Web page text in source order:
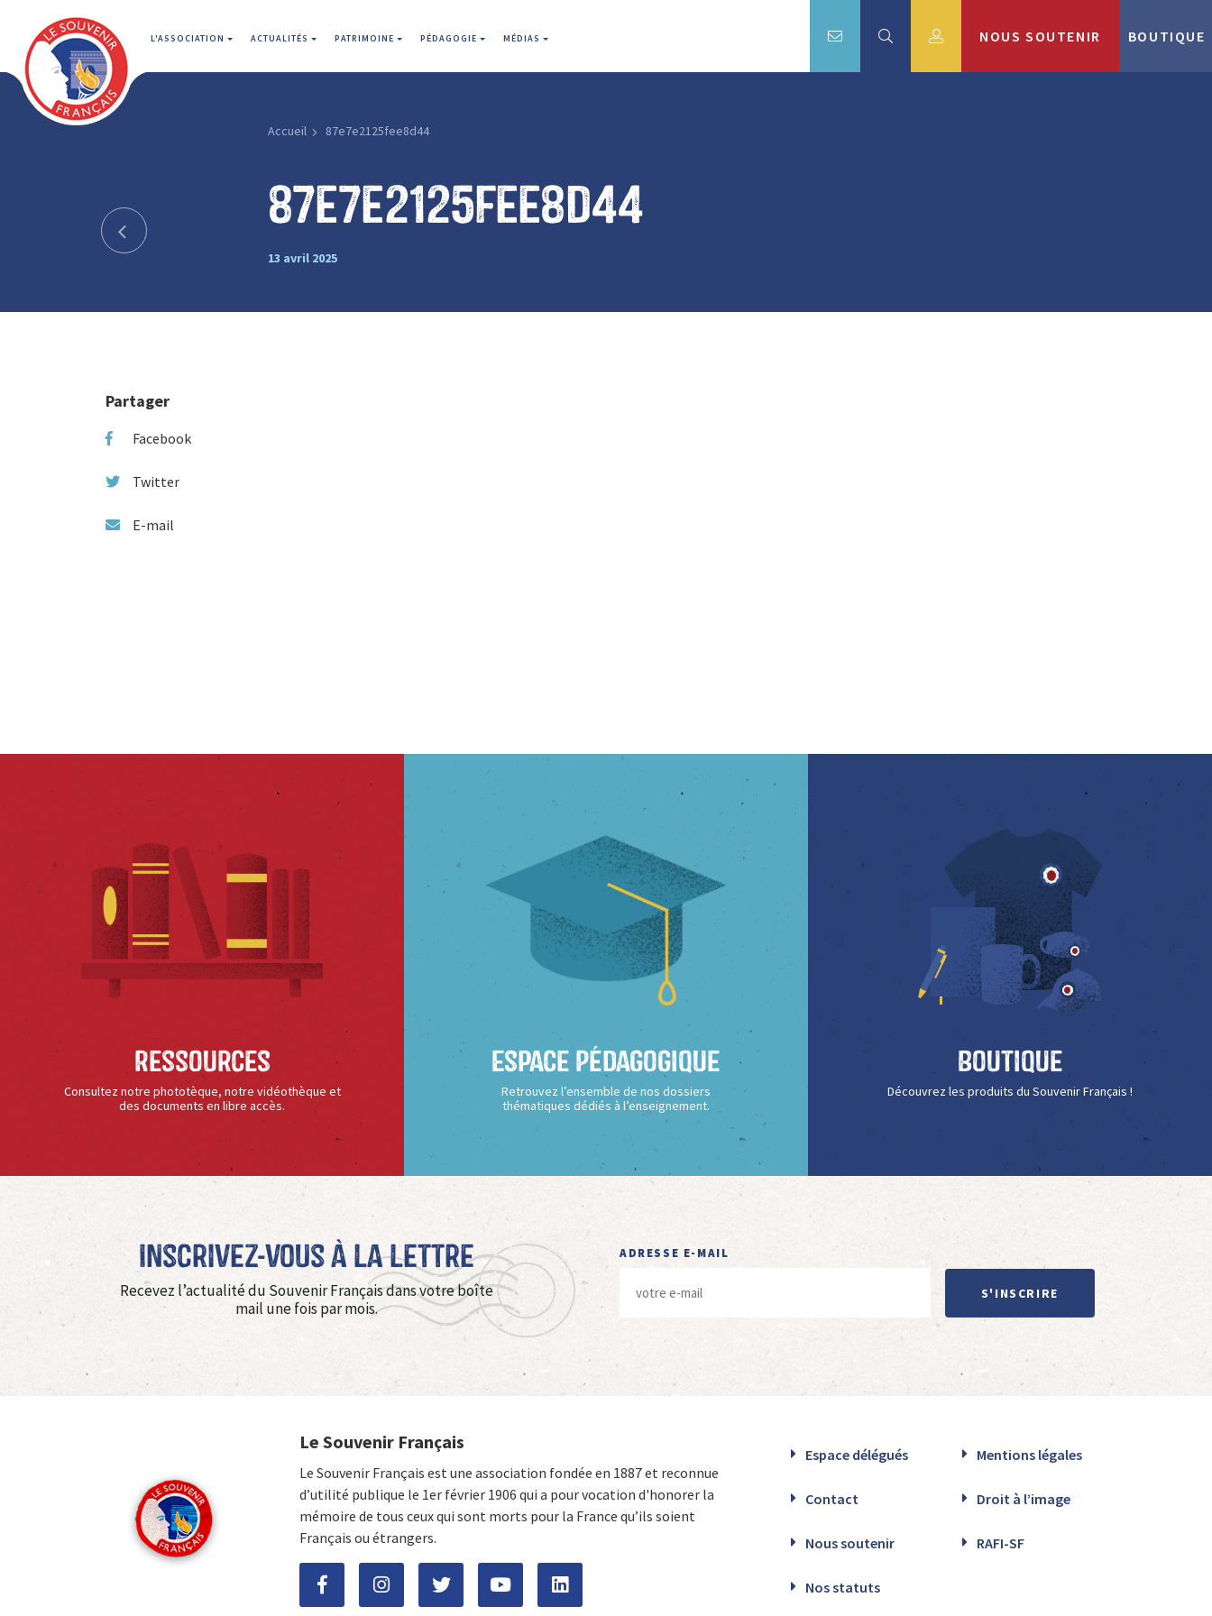
L'ASSOCIATION ACTUALITÉS PATRIMOINE PÉDAGOGIE MÉDIAS NOUS SOUTENIR BOUTIQUE
Accueil 87e7e2125fee8d44
87e7e2125fee8d44
13 avril 2025
Partager
Facebook
Twitter
E-mail
Ressources
Consultez notre phototèque, notre vidéothèque et
des documents en libre accès.
Espace Pédagogique
Retrouvez l’ensemble de nos dossiers
thématiques dédiés à l’enseignement.
Boutique
Découvrez les produits du Souvenir Français !
Inscrivez-vous à La Lettre
Recevez l’actualité du Souvenir Français dans votre boîte
mail une fois par mois.
ADRESSE E-MAIL
S'INSCRIRE
Le Souvenir Français
Le Souvenir Français est une association fondée en 1887 et reconnue
d’utilité publique le 1er février 1906 qui a pour vocation d'honorer la
mémoire de tous ceux qui sont morts pour la France qu’ils soient
Français ou étrangers.
Espace délégués Mentions légales
Contact Droit à l’image
Nous soutenir RAFI-SF
Nos statuts